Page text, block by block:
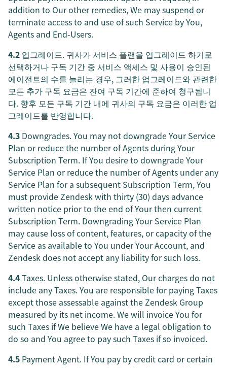
addition to Our other remedies, We may suspend or
terminate access to and use of such Service by You,
Agents and End-Users.
4.2 업그레이드. 귀사가 서비스 플랜을 업그레이드 하기로
선택하거나 구독 기간 중 서비스 액세스 및 사용이 승인된
에이전트의 수를 늘리는 경우, 그러한 업그레이드와 관련한
모든 추가 구독 요금은 잔여 구독 기간에 준하여 청구됩니
다. 향후 모든 구독 기간 내에 귀사의 구독 요금은 이러한 업
그레이드를 반영합니다.
4.3 Downgrades. You may not downgrade Your Service
Plan or reduce the number of Agents during Your
Subscription Term. If You desire to downgrade Your
Service Plan or reduce the number of Agents under any
Service Plan for a subsequent Subscription Term, You
must provide Zendesk with thirty (30) days advance
written notice prior to the end of Your then current
Subscription Term. Downgrading Your Service Plan
may cause loss of content, features, or capacity of the
Service as available to You under Your Account, and
Zendesk does not accept any liability for such loss.
4.4Taxes. Unless otherwise stated, Our charges do not
include any Taxes. You are responsible for paying Taxes
except those assessable against the Zendesk Group
measured by its net income. We will invoice You for
such Taxes if We believe We have a legal obligation to
do so and You agree to pay such Taxes if so invoiced.
4.5 Payment Agent. If You pay by credit card or certain